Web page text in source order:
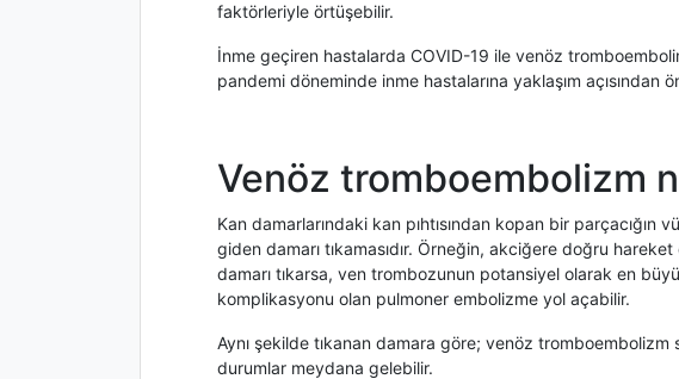
faktörleriyle örtüşebilir.
İnme geçiren hastalarda COVID-19 ile venöz
pandemi döneminde inme hastalarına yaklaşım açısından
Venöz tromboembolizm
Kan damarlarındaki kan pıhtısından kopan bir parçacığın
giden damarı tıkamasıdır. Örneğin, akciğere doğru
damarı tıkarsa, ven trombozunun potansiyel olarak en
komplikasyonu olan pulmoner embolizme yol açabilir.
Aynı şekilde tıkanan damara göre; venöz
durumlar meydana gelebilir.